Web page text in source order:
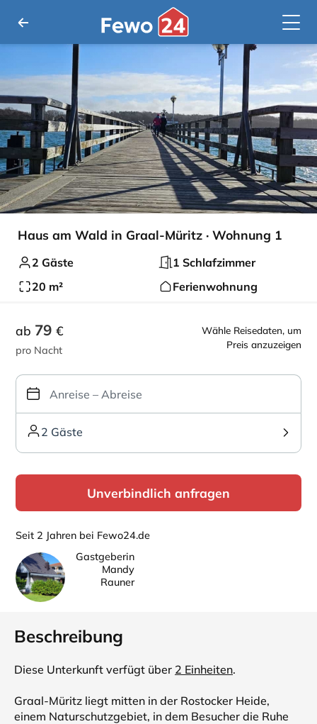
Haus am Wald in Graal-Müritz · Wohnung 1
2 Gäste
1 Schlafzimmer
20 m²
Ferienwohnung
Wähle Reisedaten, um
Preis anzuzeigen
ab 79 €
pro Nacht
2 Gäste
Unverbindlich anfragen
Seit 2 Jahren bei Fewo24.de
Gastgeberin
Mandy
Rauner
Beschreibung
Diese Unterkunft verfügt über 2 Einheiten.
Graal-Müritz liegt mitten in der Rostocker Heide,
einem Naturschutzgebiet, in dem Besucher die Ruhe